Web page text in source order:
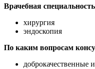
Врачебная
хирургия
эндоскопия
По каким вопросам
доброкачественные